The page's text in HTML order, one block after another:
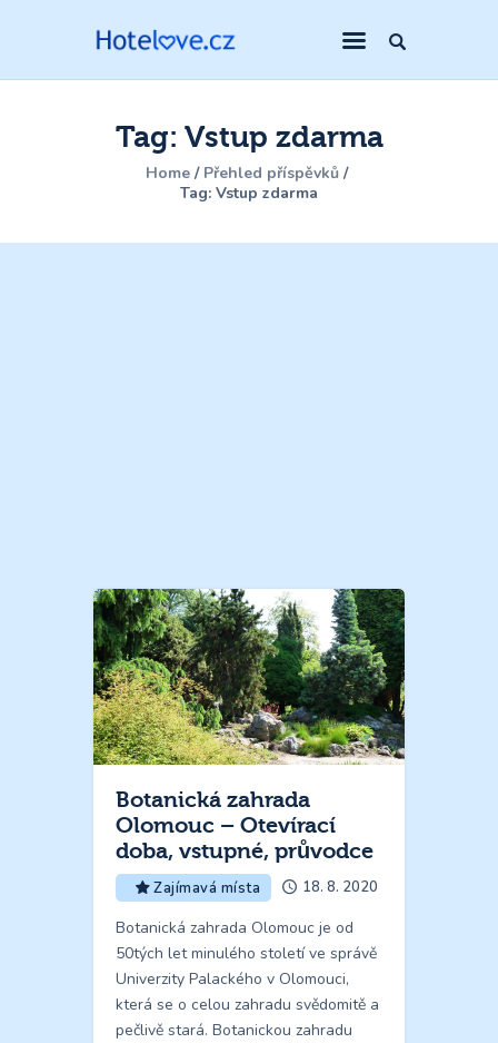
Tag: Vstup zdarma
Home
Přehled příspěvků
Tag: Vstup zdarma
Botanická zahrada
Olomouc – Otevírací
doba, vstupné, průvodce
Zajímavá místa 18. 8. 2020
Botanická zahrada Olomouc je od
50tých let minulého století ve správě
Univerzity Palackého v Olomouci,
která se o celou zahradu svědomitě a
pečlivě stará. Botanickou zahradu